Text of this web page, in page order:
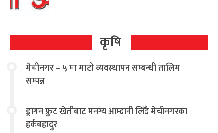
कृषि
मेचीनगर – ५ मा माटो व्यवस्थापन सम्बन्धी तालिम
सम्पन्न
ड्रागन फ्रुट खेतीबाट मनग्य आम्दानी लिँदै मेचीनगरका
हर्कबहादुर